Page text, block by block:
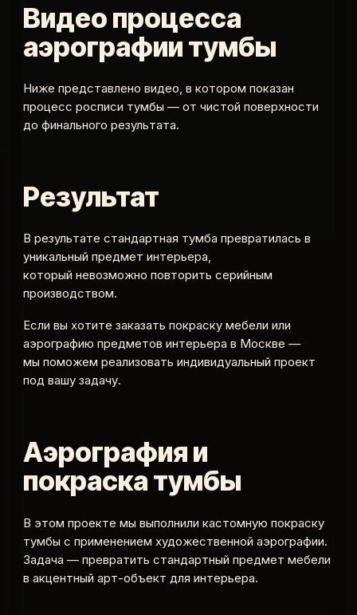
Видео процесса
аэрографии тумбы
Ниже представлено видео, в котором показан
процесс росписи тумбы — от чистой поверхности
до финального результата.
Результат
В результате стандартная тумба превратилась в
уникальный предмет интерьера,
который невозможно повторить серийным
производством.
Если вы хотите заказать покраску мебели или
аэрографию предметов интерьера в Москве —
мы поможем реализовать индивидуальный проект
под вашу задачу.
Аэрография и
покраска тумбы
В этом проекте мы выполнили кастомную покраску
тумбы с применением художественной аэрографии.
Задача — превратить стандартный предмет мебели
в акцентный арт-объект для интерьера.